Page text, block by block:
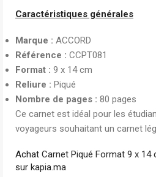
Caractéristiques générales
Marque : ACCORD
Référence : CCPT081
Format : 9 x 14 cm
Reliure : Piqué
Nombre de pages : 80 pages
Ce carnet est idéal pour les
voyageurs souhaitant un carnet
Achat Carnet Piqué Format 9 x 14
sur kapia.ma